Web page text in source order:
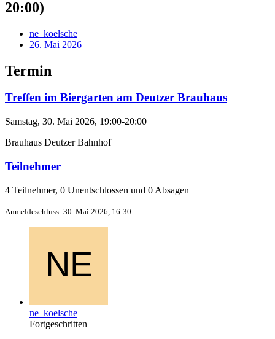
20:00)
ne_koelsche
26. Mai 2026
Termin
Treffen im Biergarten am Deutzer Brauhaus
Samstag, 30. Mai 2026, 19:00-20:00
Brauhaus Deutzer Bahnhof
Teilnehmer
4 Teilnehmer, 0 Unentschlossen und 0 Absagen
Anmeldeschluss: 30. Mai 2026, 16:30
ne_koelsche
Fortgeschritten